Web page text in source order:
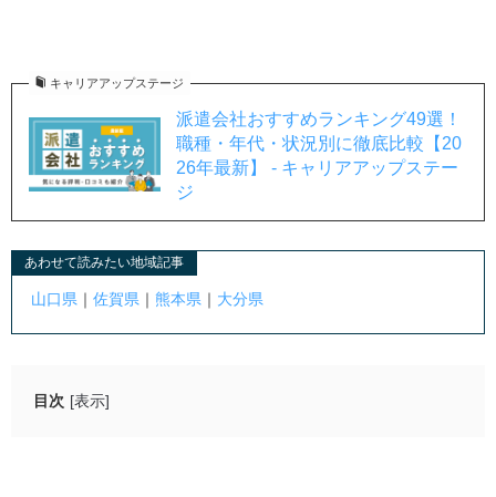
キャリアアップステージ
派遣会社おすすめランキング49選！
職種・年代・状況別に徹底比較【20
26年最新】 - キャリアアップステー
ジ
あわせて読みたい地域記事
山口県 ｜佐賀県 ｜熊本県 ｜ 大分県
目次 [表示]